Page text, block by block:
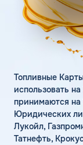
Топливные
использовать
принимаются
Юридических
Лукойл,
Татнефть,